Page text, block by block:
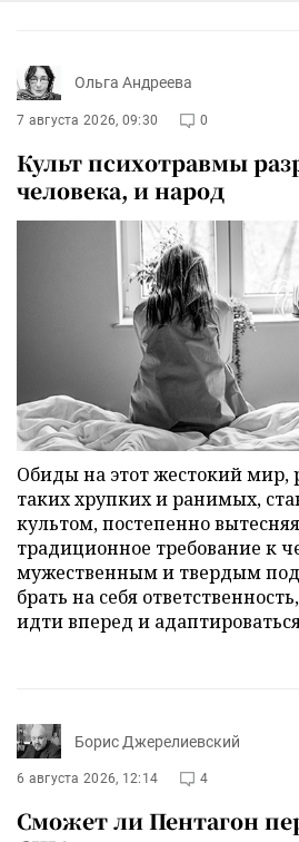
Ольга Андреева
7 августа 2026, 09:30 0
Культ психотравмы
человека, и народ
Обиды на этот жестокий
таких хрупких и ранимых,
культом, постепенно
традиционное требование к
мужественным и твердым
брать на себя
идти вперед и
Борис Джерелиевский
6 августа 2026, 12:14 4
Сможет ли Пентагон